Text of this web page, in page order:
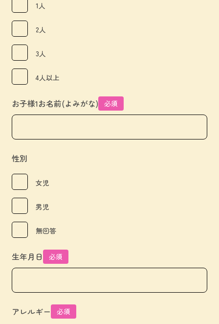
1人
2人
3人
4人以上
お子様1お名前(よみがな) 必須
性別
女児
男児
無回答
生年月日 必須
アレルギー 必須